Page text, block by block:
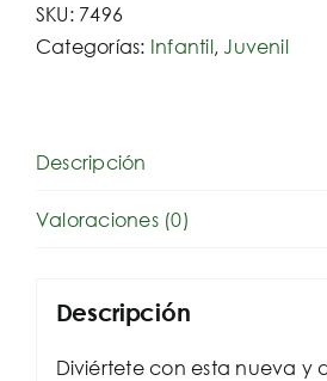
SKU: 7496
Categorías: Infantil, Juvenil
Descripción
Valoraciones (0)
Descripción
Diviértete con esta nueva y